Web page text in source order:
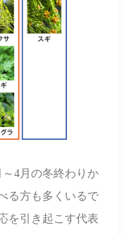
～4月の冬終わりか
る方も多くいるで
を引き起こす代表